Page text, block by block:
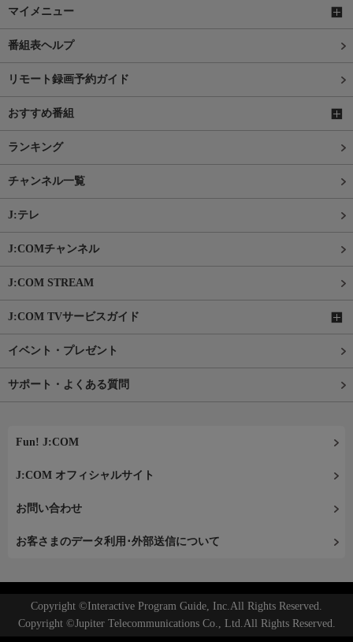
マイメニュー
番組表ヘルプ
リモート録画予約ガイド
おすすめ番組
ランキング
チャンネル一覧
J:テレ
J:COMチャンネル
J:COM STREAM
J:COM TVサービスガイド
イベント・プレゼント
サポート・よくある質問
Fun! J:COM
J:COM オフィシャルサイト
お問い合わせ
お客さまのデータ利用･外部送信について
Copyright ©Interactive Program Guide, Inc.All Rights Reserved.
Copyright ©Jupiter Telecommunications Co., Ltd.All Rights Reserved.